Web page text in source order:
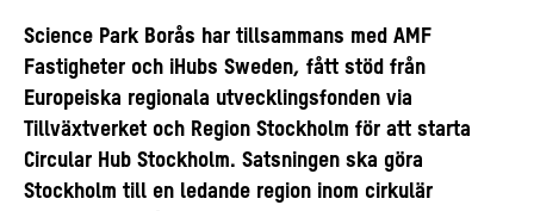
Science Park Borås har tillsammans med AMF
Fastigheter och iHubs Sweden, fått stöd från
Europeiska regionala utvecklingsfonden via
Tillväxtverket och Region Stockholm för att starta
Circular Hub Stockholm. Satsningen ska göra
Stockholm till en ledande region inom cirkulär